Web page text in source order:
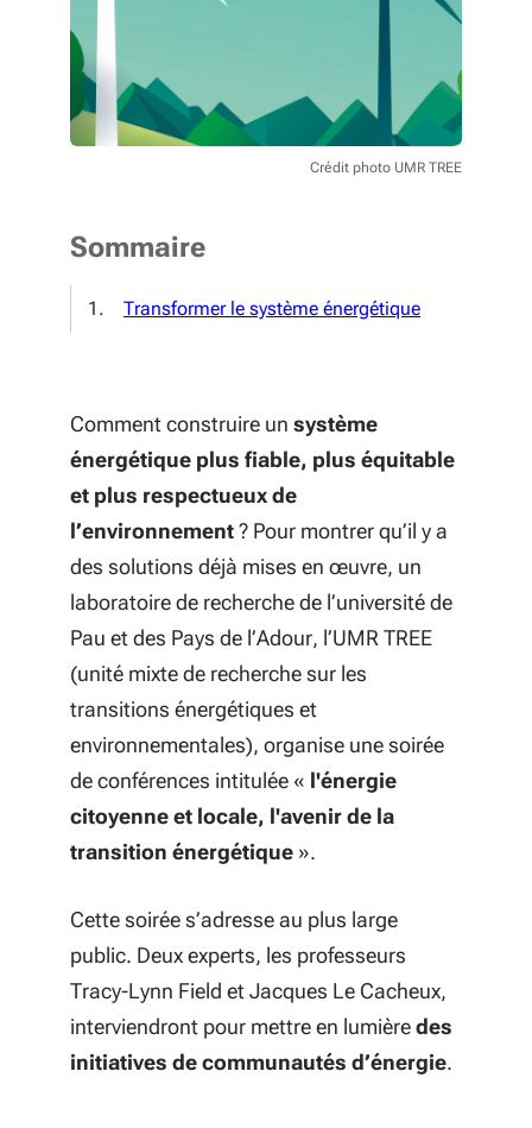
Crédit photo UMR TREE
Sommaire
Transformer le système énergétique
Comment construire un système
énergétique plus fiable, plus équitable
et plus respectueux de
l’environnement? Pour montrer qu’il y a
des solutions déjà mises en œuvre, un
laboratoire de recherche de l’université de
Pau et des Pays de l’Adour, l’UMR TREE
(unité mixte de recherche sur les
transitions énergétiques et
environnementales), organise une soirée
de conférences intitulée « l'énergie
citoyenne et locale, l'avenir de la
transition énergétique ».
Cette soirée s’adresse au plus large
public. Deux experts, les professeurs
Tracy-Lynn Field et Jacques Le Cacheux,
interviendront pour mettre en lumièredes
initiatives de communautés d’énergie.